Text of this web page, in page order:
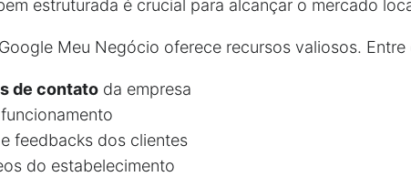
estruturada é crucial para alcançar o mercado
Meu Negócio oferece recursos valiosos. Entre
de contato da empresa
e feedbacks dos clientes
do estabelecimento